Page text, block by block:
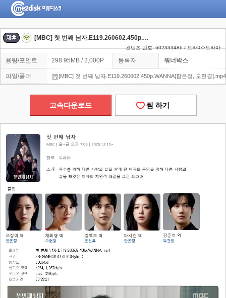
[MBC] 첫 번째 남자.E119.260602.450p.WANNA[함은정, 오현경]
컨텐츠 번호: 602333486 / 드라마>드라마
용량/포인트 298.95MB / 2,000P 등록자 워너박스
파일/폴더 [MBC] 첫 번째 남자.E119.260602.450p.WANNA[함은정, 오현경].mp4
고속다운로드 찜 하기